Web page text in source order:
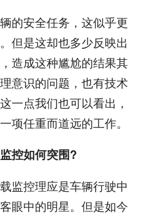
安全任务，这似乎更
但是这却也多少反映出
造成这种尴尬的结果其
意识的问题，也有技术
一点我们也可以看出，
项任重而道远的工作。
控如何突围?
控理应是车辆行驶中
眼中的明星。但是如今